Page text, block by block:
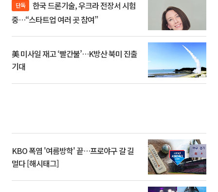
단독
중…“스타트업 여러 곳 참여”
美 미사일 재고 ‘빨간불’…K방산 북미 진출
기대
KBO 폭염 '여름방학' 끝…프로야구 갈 길
멀다 [해시태그]